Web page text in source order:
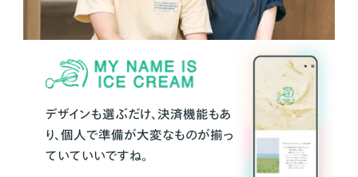
デザインも選ぶだけ、決済機能もあ
り、個人で準備が大変なものが揃っ
ていていいですね。